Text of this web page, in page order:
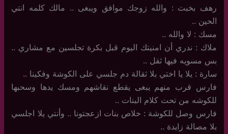
رهف بخبث : والله زوجك موافق ويبغى .. مالك كلمه انتي
الحين ..
مسك : لا والله ..
ملاك : ندري أن امنيتك اليوم قبل بكرة تجلسين مع مشاري ..
بس مسويه فيها ثقل ..
سارة : يلا يا اختي بلا ثقالة دم جلسي على الكوشة وفكينا ..
فارس قرب منهم يبغى يقطع نقاشهم ومسك يدها وسحبها
للكوشه من تحت كلام البنات ..
فارس وصل للكوشة : خلاص بنات ازعجتونا .. وأنتي يلا اجلسي
بلا مصالة زايدة ..